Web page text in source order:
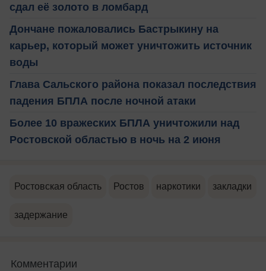
сдал её золото в ломбард
Дончане пожаловались Бастрыкину на
карьер, который может уничтожить источник
воды
Глава Сальского района показал последствия
падения БПЛА после ночной атаки
Более 10 вражеских БПЛА уничтожили над
Ростовской областью в ночь на 2 июня
Ростовская область Ростов наркотики закладки
задержание
Комментарии